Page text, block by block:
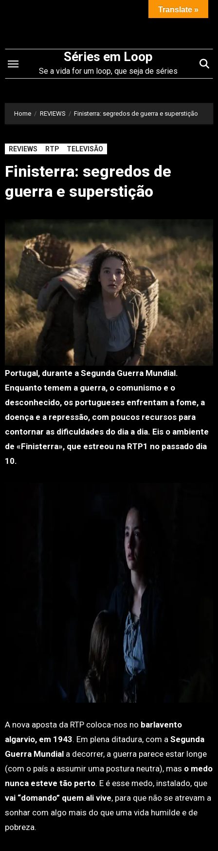
conteúdo
Séries em Loop
Se a vida for um loop, que seja de séries
Home REVIEWS Finisterra: segredos de guerra e superstição
REVIEWS RTP TELEVISÃO
Finisterra: segredos de
guerra e superstição
Portugal, durante a Segunda Guerra Mundial.
Enquanto temem a guerra, o comunismo e o
desconhecido, os portugueses enfrentam a fome, a
doença e a repressão, com poucos recursos para
contornar as dificuldades do dia a dia. Eis o ambiente
de «Finisterra», que estreou na RTP1 no passado dia
10.
A nova aposta da RTP coloca-nos no barlavento
algarvio, em 1943. Em plena ditadura, com a Segunda
Guerra Mundiala decorrer, a guerra parece estar longe
(com o país a assumir uma postura neutra), mas o medo
nunca esteve tão perto. E é esse medo, instalado, que
vai “domando” quem ali vive, para que não se atrevam a
sonhar com algo mais do que uma vida humilde e de
pobreza.
Translate »